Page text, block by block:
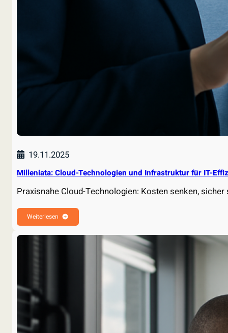
19.11.2025
Milleniata: Cloud-Technologien und Infrastruktur für IT-
Praxisnahe Cloud-Technologien: Kosten senken,
Weiterlesen